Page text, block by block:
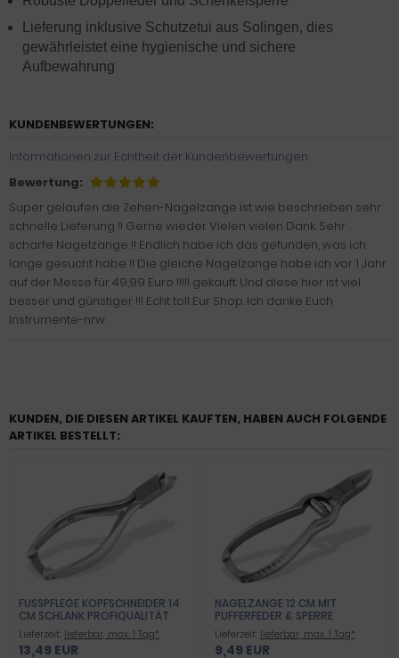
Lieferung inklusive Schutzetui aus Solingen, dies
gewährleistet eine hygienische und sichere
Aufbewahrung
KUNDENBEWERTUNGEN:
Informationen zur Echtheit der Kundenbewertungen
Bewertung:
Super gelaufen die Zehen-Nagelzange ist wie beschrieben sehr
schnelle Lieferung !! Gerne wieder Vielen vielen Dank. Sehr
scharfe Nagelzange !! Endlich habe ich das gefunden, was ich
lange gesucht habe !! Die gleiche Nagelzange habe ich vor 1 Jahr
auf der Messe für 49,99 Euro !!!!! gekauft. Und diese hier ist viel
besser und günstiger !!! Echt toll Eur Shop. Ich danke Euch
Instrumente-nrw
KUNDEN, DIE DIESEN ARTIKEL KAUFTEN, HABEN AUCH FOLGENDE
ARTIKEL BESTELLT:
FUSSPFLEGE KOPFSCHNEIDER 14 C
M SCHLANK PROFIQUALITÄT
Lieferzeit: lieferbar, max. 1 Tag*
13,49 EUR
NAGELZANGE 12 CM MIT
PUFFERFEDER & SPERRE
Lieferzeit: lieferbar, max. 1 Tag*
9,49 EUR